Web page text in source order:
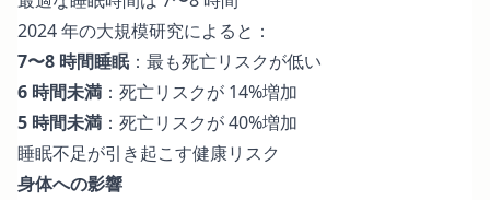
2024 年の大規模研究によると：
7〜8 時間睡眠：最も死亡リスクが低い
6 時間未満 ：死亡リスクが 14%増加
5 時間未満 ：死亡リスクが 40%増加
睡眠不足が引き起こす健康リスク
身体への影響